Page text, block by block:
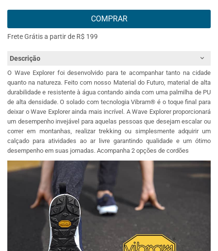
COMPRAR
Frete Grátis a partir de R$ 199
Descrição
O Wave Explorer foi desenvolvido para te acompanhar tanto na cidade
quanto na natureza. Feito com nosso Material do Futuro, material de alta
durabilidade e resistente à água contando ainda com uma palmilha de PU
de alta densidade. O solado com tecnologia Vibram® é o toque final para
deixar o Wave Explorer ainda mais incrível. A Wave Explorer proporcionará
um desempenho invejável para aquelas pessoas que desejam escalar ou
correr em montanhas, realizar trekking ou simplesmente adquirir um
calçado para atividades ao ar livre garantindo qualidade e um ótimo
desempenho em suas jornadas. Acompanha 2 opções de cordões